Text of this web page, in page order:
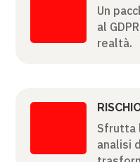
Un
al
realtà.
Sfrutta
analisi